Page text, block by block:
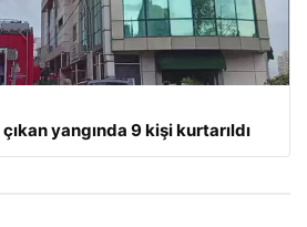
yangında 9 kişi kurtarıldı